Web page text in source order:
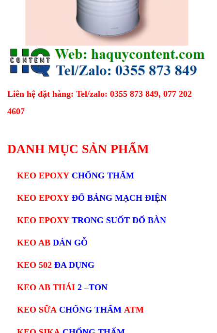
Liên hệ đặt hàng: Tel/zalo: 0355 873 849, 077 202
4607
DANH MỤC SẢN PHẨM
KEO EPOXY CHỐNG THẤM
KEO EPOXY ĐỔ BẢNG MẠCH ĐIỆN
KEO EPOXY TRONG SUỐT ĐỔ BÀN
KEO AB DÁN GỖ
KEO 502 ĐA DỤNG
KEO AB THÁI 2 –TON
KEO SỮA CHỐNG THẤM ATM